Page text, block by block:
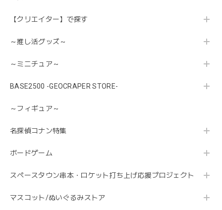
【クリエイター】で探す
～推し活グッズ～
～ミニチュア～
BASE2500 -GEOCRAPER STORE-
～フィギュア～
名探偵コナン特集
ボードゲーム
スペースタウン串本・ロケット打ち上げ応援プロジェクト
マスコット/ぬいぐるみストア